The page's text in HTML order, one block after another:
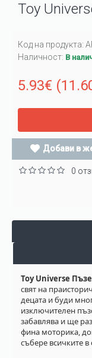
Код на продукта:
Наличност: В
5.93€
Добави в
0
Toy Universe
свят на
децата и буди
изключителен
забавлява и ще
фина моторика,
събере всичките в